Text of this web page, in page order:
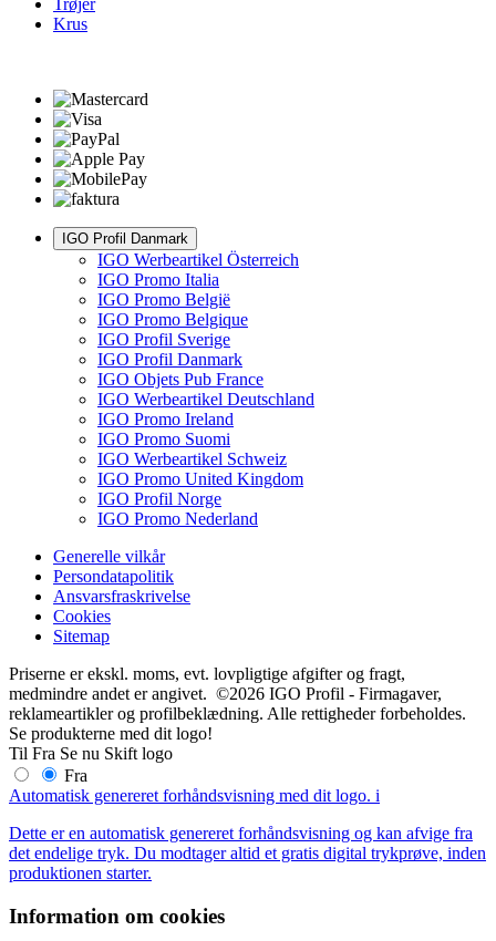
Trøjer
Krus
IGO Profil Danmark
IGO Werbeartikel Österreich
IGO Promo Italia
IGO Promo België
IGO Promo Belgique
IGO Profil Sverige
IGO Profil Danmark
IGO Objets Pub France
IGO Werbeartikel Deutschland
IGO Promo Ireland
IGO Promo Suomi
IGO Werbeartikel Schweiz
IGO Promo United Kingdom
IGO Profil Norge
IGO Promo Nederland
Generelle vilkår
Persondatapolitik
Ansvarsfraskrivelse
Cookies
Sitemap
Priserne er ekskl. moms, evt. lovpligtige afgifter og fragt,
medmindre andet er angivet. ©2026 IGO Profil - Firmagaver,
reklameartikler og profilbeklædning. Alle rettigheder forbeholdes.
Se produkterne med dit logo!
Til Fra Se nu Skift logo
Fra
Automatisk genereret forhåndsvisning med dit logo. i
Dette er en automatisk genereret forhåndsvisning og kan afvige fra
det endelige tryk. Du modtager altid et gratis digital trykprøve, inden
produktionen starter.
Information om cookies